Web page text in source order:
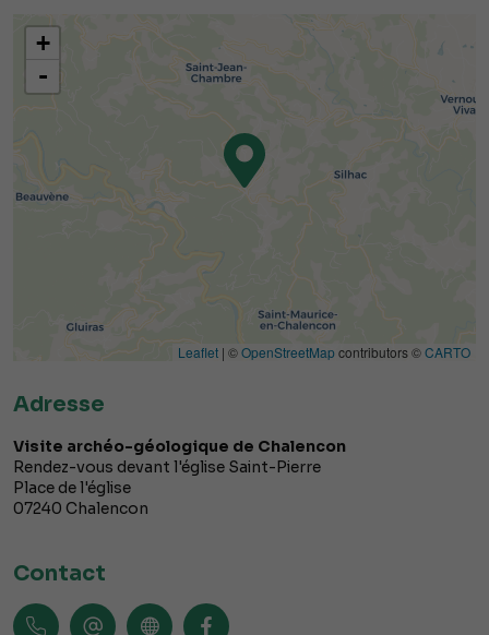
+
-
Leaflet | ©OpenStreetMapcontributors ©CARTO
Adresse
Visite archéo-géologique de Chalencon
Rendez-vous devant l'église Saint-Pierre
Place de l'église
07240 Chalencon
Contact